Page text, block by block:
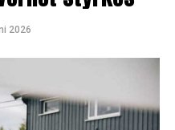
2026